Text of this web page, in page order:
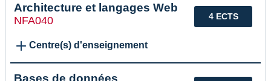
4 ECTS
Architecture et langages Web
NFA040
Centre(s) d'enseignement
Bases de données